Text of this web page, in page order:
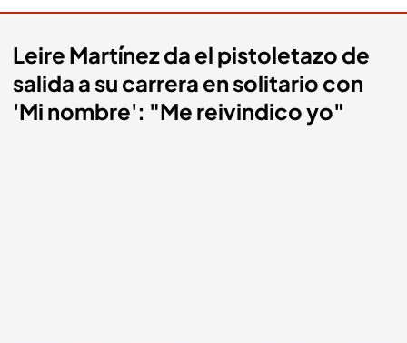
Leire Martínez da el pistoletazo de
salida a su carrera en solitario con
'Mi nombre': "Me reivindico yo"